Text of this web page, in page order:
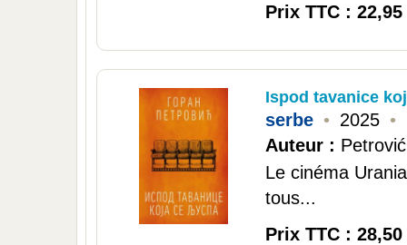
Prix TTC : 22,95
Ispod tavanice
serbe • 2025 •
Auteur :
Le cinéma
tous...
Prix TTC : 28,50